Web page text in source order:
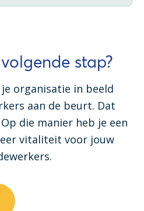
stap?
je organisatie in beeld
aan de beurt. Dat
die manier heb je een
vitaliteit voor jouw